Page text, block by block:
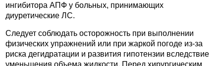
ингибитора АПФ у больных, принимающих
диуретические ЛС.
Следует соблюдать осторожность при выполнении
физических упражнений или при жаркой погоде из-за
риска дегидратации и развития гипотензии вследствие